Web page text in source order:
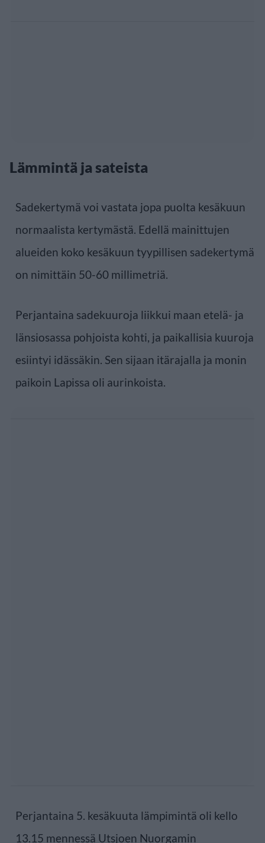
Lämmintä ja sateista
Sadekertymä voi vastata jopa puolta kesäkuun
normaalista kertymästä. Edellä mainittujen
alueiden koko kesäkuun tyypillisen sadekertymä
on nimittäin 50-60 millimetriä.
Perjantaina sadekuuroja liikkui maan etelä- ja
länsiosassa pohjoista kohti, ja paikallisia kuuroja
esiintyi idässäkin. Sen sijaan itärajalla ja monin
paikoin Lapissa oli aurinkoista.
Perjantaina 5. kesäkuuta lämpimintä oli kello
13.15 mennessä Utsjoen Nuorgamin